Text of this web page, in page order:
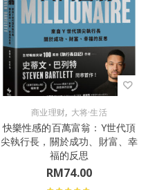
商业理财, 大将·生活
快樂性感的百萬富翁：Y世代頂
尖執行長，關於成功、財富、幸
福的反思
RM74.00